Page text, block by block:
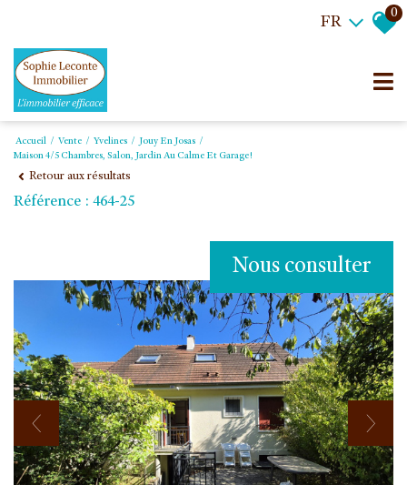
FR
0
Accueil Vente Yvelines
Jouy En Josas
Maison 4/5 Chambres, Salon, Jardin Au Calme Et Garage!
Retour aux résultats
Référence : 464-25
Nous consulter